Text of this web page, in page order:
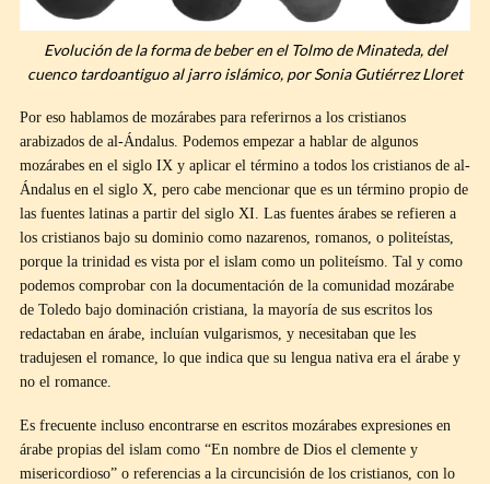
Evolución de la forma de beber en el Tolmo de Minateda, del
cuenco tardoantiguo al jarro islámico, por Sonia Gutiérrez Lloret
Por eso hablamos de mozárabes para referirnos a los cristianos
arabizados de al-Ándalus. Podemos empezar a hablar de algunos
mozárabes en el siglo IX y aplicar el término a todos los cristianos de al-
Ándalus en el siglo X, pero cabe mencionar que es un término propio de
las fuentes latinas a partir del siglo XI. Las fuentes árabes se refieren a
los cristianos bajo su dominio como nazarenos, romanos, o politeístas,
porque la trinidad es vista por el islam como un politeísmo. Tal y como
podemos comprobar con la documentación de la comunidad mozárabe
de Toledo bajo dominación cristiana, la mayoría de sus escritos los
redactaban en árabe, incluían vulgarismos, y necesitaban que les
tradujesen el romance, lo que indica que su lengua nativa era el árabe y
no el romance.
Es frecuente incluso encontrarse en escritos mozárabes expresiones en
árabe propias del islam como “En nombre de Dios el clemente y
misericordioso” o referencias a la circuncisión de los cristianos, con lo